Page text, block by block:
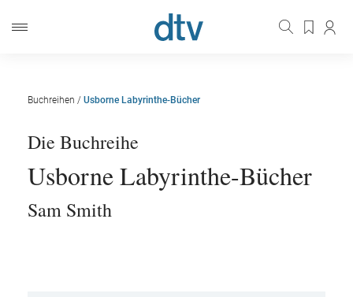
Buchreihen / Usborne Labyrinthe-Bücher
Die Buchreihe
Usborne Labyrinthe-Bücher
Sam Smith